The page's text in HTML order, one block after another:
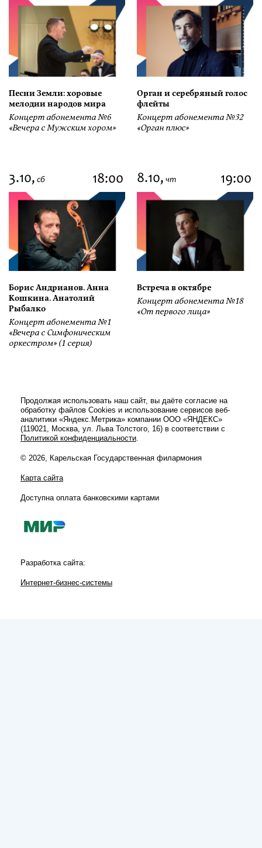
Песни Земли: хоровые
мелодии народов мира
Концерт абонемента №6
«Вечера с Мужским хором»
Орган и серебряный голос
флейты
Концерт абонемента №32
«Орган плюс»
3.10, сб 18:00
Борис Андрианов. Анна
Кошкина. Анатолий
Рыбалко
Концерт абонемента №1
«Вечера с Симфоническим
оркестром» (1 серия)
8.10, чт 19:00
Встреча в октябре
Концерт абонемента №18
«От первого лица»
Продолжая использовать наш сайт, вы даёте согласие на
обработку файлов Cookies и использование сервисов веб-
аналитики «Яндекс.Метрика» компании ООО «ЯНДЕКС»
(119021, Москва, ул. Льва Толстого, 16) в соответствии с
Политикой конфиденциальности.
© 2026, Карельская Государственная филармония
Карта сайта
Доступна оплата банковскими картами
Разработка сайта:
Интернет-бизнес-системы